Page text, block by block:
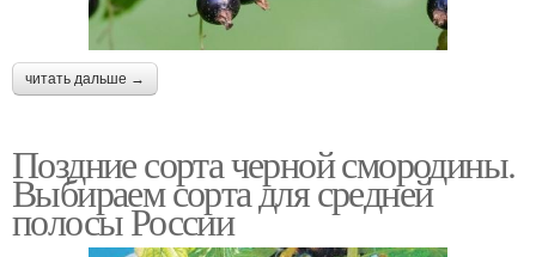
читать дальше →
Поздние сорта черной смородины.
Выбираем сорта для средней
полосы России